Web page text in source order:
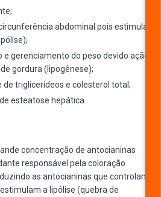
abdominal pois estimula
gerenciamento do peso devido ação
gordura (lipogênese);
de triglicerídeos e colesterol total;
esteatose hepática.
concentração de antocianinas
responsável pela coloração
as antocianinas que controlam
a lipólise (quebra de